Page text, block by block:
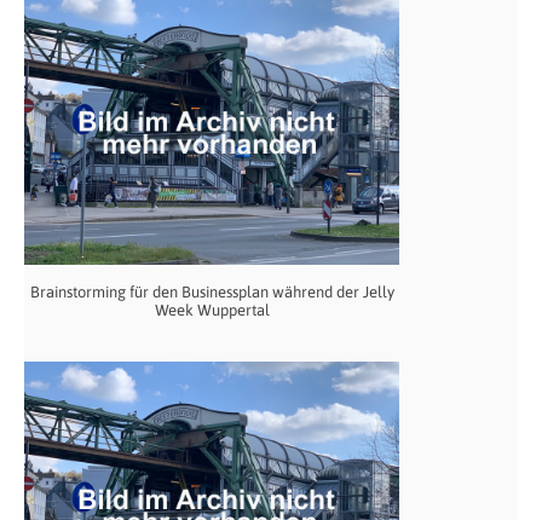
Brainstorming für den Businessplan während der Jelly
Week Wuppertal